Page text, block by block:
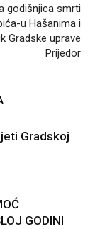
godišnjica smrti
u Hašanima i
Gradske uprave
Prijedor
Gradskoj
GODINI